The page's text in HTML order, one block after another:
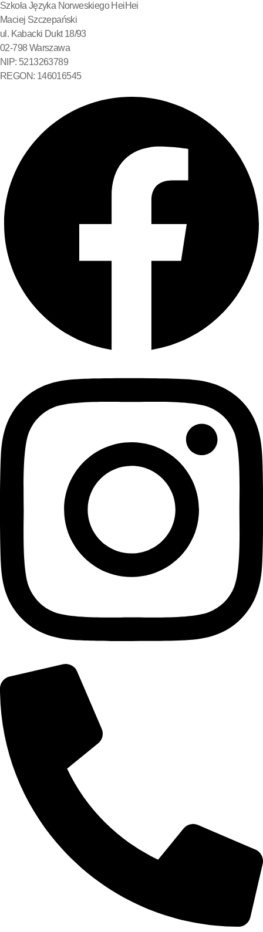
Szkoła Języka Norweskiego HeiHei
Maciej Szczepański
ul. Kabacki Dukt 18/93
02-798 Warszawa
NIP: 5213263789
REGON: 146016545